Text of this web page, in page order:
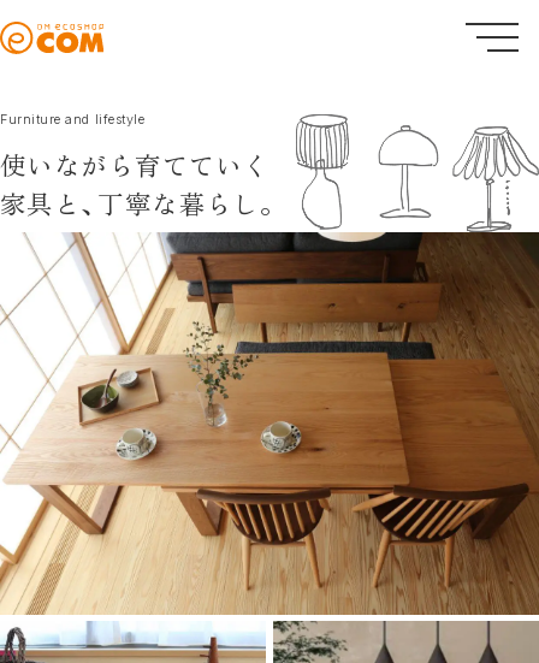
Furniture and lifestyle
使いながら育てていく
家具と、丁寧な暮らし。